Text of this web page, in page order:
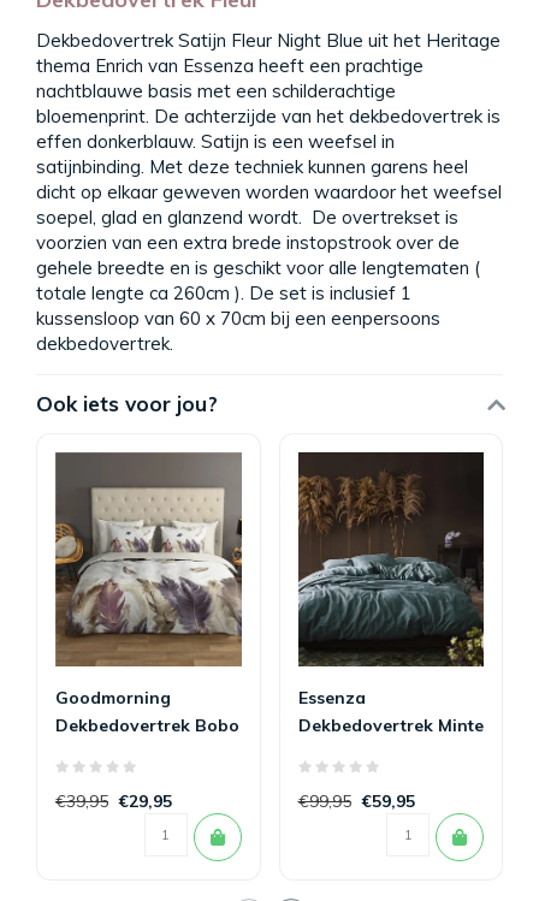
Dekbedovertrek Satijn Fleur Night Blue uit het Heritage
thema Enrich van Essenza heeft een prachtige
nachtblauwe basis met een schilderachtige
bloemenprint. De achterzijde van het dekbedovertrek is
effen donkerblauw. Satijn is een weefsel in
satijnbinding. Met deze techniek kunnen garens heel
dicht op elkaar geweven worden waardoor het weefsel
soepel, glad en glanzend wordt. De overtrekset is
voorzien van een extra brede instopstrook over de
gehele breedte en is geschikt voor alle lengtematen (
totale lengte ca 260cm ). De set is inclusief 1
kussensloop van 60 x 70cm bij een eenpersoons
dekbedovertrek.
Ook iets voor jou?
Goodmorning
Dekbedovertrek Bobo
€39,95 €29,95
Essenza
Dekbedovertrek Minte
€99,95 €59,95